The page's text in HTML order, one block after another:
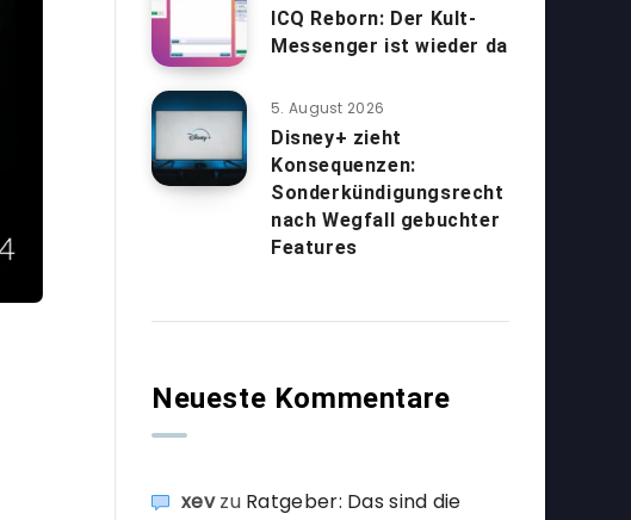
ICQ Reborn: Der Kult-
Messenger ist wieder da
5. August 2026
Disney+ zieht
Konsequenzen:
Sonderkündigungsrecht
nach Wegfall gebuchter
Features
Neueste Kommentare
xevzu Ratgeber: Das sind die